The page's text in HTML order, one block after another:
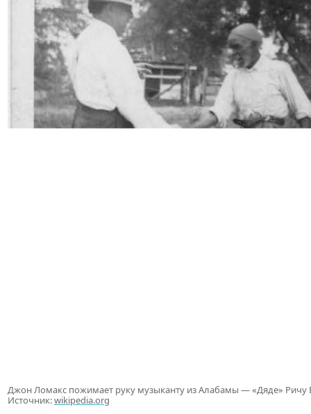
Джон Ломакс пожимает руку музыканту из Алабамы — «Дяде» Ричу
Источник:wikipedia.org